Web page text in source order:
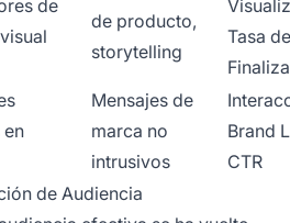
de
de producto,
storytelling
Tasa de
en
Mensajes de
marca no
intrusivos
Brand
CTR
de Audiencia